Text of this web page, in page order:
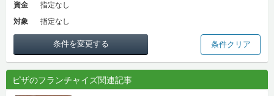
資金
指定なし
対象
指定なし
条件を変更する 条件クリア
ピザのフランチャイズ関連記事